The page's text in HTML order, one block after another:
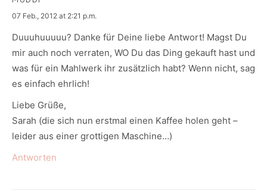
says:
07 Feb., 2012 at 2:21 p.m.
Duuuhuuuuu? Danke für Deine liebe Antwort! Magst Du
mir auch noch verraten, WO Du das Ding gekauft hast und
was für ein Mahlwerk ihr zusätzlich habt? Wenn nicht, sag
es einfach ehrlich!
Liebe Grüße,
Sarah (die sich nun erstmal einen Kaffee holen geht –
leider aus einer grottigen Maschine…)
Antworten